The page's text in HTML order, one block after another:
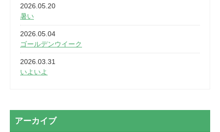
2026.05.20
暑い
2026.05.04
ゴールデンウイーク
2026.03.31
いよいよ
2026.03.20
なぎなた
アーカイブ